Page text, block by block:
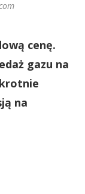
cenę.
gazu na
na